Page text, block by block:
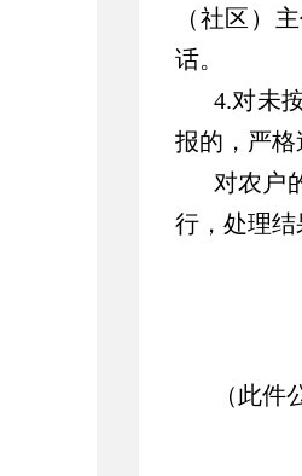
（社区）
话。
4.对未
报的，严
对农户
行，处理结
（此件